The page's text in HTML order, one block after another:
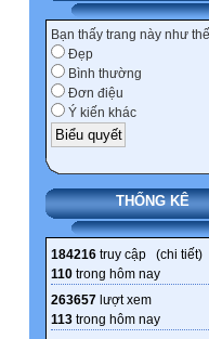
Bạn thấy trang này như
Đẹp
Bình thường
Đơn điệu
Ý kiến khác
THỐNG KÊ
184216 truy cập (chi tiết)
110 trong hôm nay
263657 lượt xem
113 trong hôm nay